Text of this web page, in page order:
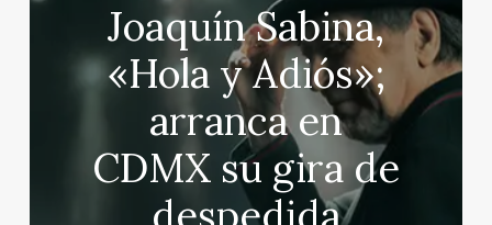
Joaquín Sabina,
«Hola y Adiós»;
arranca en
CDMX su gira de